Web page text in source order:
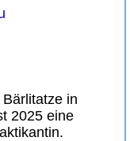
in
2025 eine